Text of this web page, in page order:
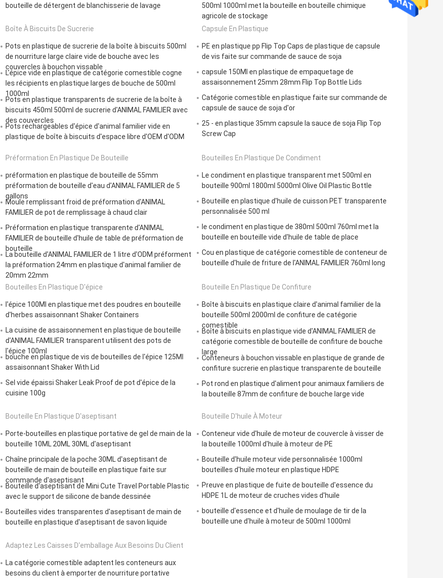
bouteille de détergent de blanchisserie de lavage
500ml 1000ml met la bouteille en bouteille chimique
agricole de stockage
Boîte À Biscuits De Sucrerie
Pots en plastique de sucrerie de la boîte à biscuits 500ml
de nourriture large claire vide de bouche avec les
couvercles à bouchon vissable
L'épice vide en plastique de catégorie comestible cogne
les récipients en plastique larges de bouche de 500ml
1000ml
Pots en plastique transparents de sucrerie de la boîte à
biscuits 450ml 500ml de sucrerie d'ANIMAL FAMILIER avec
des couvercles
Pots rechargeables d'épice d'animal familier vide en
plastique de boîte à biscuits d'espace libre d'OEM d'ODM
Capsule En Plastique
PE en plastique pp Flip Top Caps de plastique de capsule
de vis faite sur commande de sauce de soja
capsule 150Ml en plastique de empaquetage de
assaisonnement 25mm 28mm Flip Top Bottle Lids
Catégorie comestible en plastique faite sur commande de
capsule de sauce de soja d'or
25 - en plastique 35mm capsule la sauce de soja Flip Top
Screw Cap
Préformation En Plastique De Bouteille
préformation en plastique de bouteille de 55mm
préformation de bouteille d'eau d'ANIMAL FAMILIER de 5
gallons
Moule remplissant froid de préformation d'ANIMAL
FAMILIER de pot de remplissage à chaud clair
Préformation en plastique transparente d'ANIMAL
FAMILIER de bouteille d'huile de table de préformation de
bouteille
La bouteille d'ANIMAL FAMILIER de 1 litre d'ODM préforment
la préformation 24mm en plastique d'animal familier de
20mm 22mm
Bouteilles En Plastique De Condiment
Le condiment en plastique transparent met 500ml en
bouteille 900ml 1800ml 5000ml Olive Oil Plastic Bottle
Bouteille en plastique d'huile de cuisson PET transparente
personnalisée 500 ml
le condiment en plastique de 380ml 500ml 760ml met la
bouteille en bouteille vide d'huile de table de place
Cou en plastique de catégorie comestible de conteneur de
bouteille d'huile de friture de l'ANIMAL FAMILIER 760ml long
Bouteilles En Plastique D'épice
l'épice 100Ml en plastique met des poudres en bouteille
d'herbes assaisonnant Shaker Containers
La cuisine de assaisonnement en plastique de bouteille
d'ANIMAL FAMILIER transparent utilisent des pots de
l'épice 100ml
bouche en plastique de vis de bouteilles de l'épice 125Ml
assaisonnant Shaker With Lid
Sel vide épaissi Shaker Leak Proof de pot d'épice de la
cuisine 100g
Bouteille En Plastique De Confiture
Boîte à biscuits en plastique claire d'animal familier de la
bouteille 500ml 2000ml de confiture de catégorie
comestible
Boîte à biscuits en plastique vide d'ANIMAL FAMILIER de
catégorie comestible de bouteille de confiture de bouche
large
Conteneurs à bouchon vissable en plastique de grande de
confiture sucrerie en plastique transparente de bouteille
Pot rond en plastique d'aliment pour animaux familiers de
la bouteille 87mm de confiture de bouche large vide
Bouteille En Plastique D'aseptisant
Porte-bouteilles en plastique portative de gel de main de la
bouteille 10ML 20ML 30ML d'aseptisant
Chaîne principale de la poche 30ML d'aseptisant de
bouteille de main de bouteille en plastique faite sur
commande d'aseptisant
Bouteille d'aseptisant de Mini Cute Travel Portable Plastic
avec le support de silicone de bande dessinée
Bouteilles vides transparentes d'aseptisant de main de
bouteille en plastique d'aseptisant de savon liquide
Bouteille D'huile À Moteur
Conteneur vide d'huile de moteur de couvercle à visser de
la bouteille 1000ml d'huile à moteur de PE
Bouteille d'huile moteur vide personnalisée 1000ml
bouteilles d'huile moteur en plastique HDPE
Preuve en plastique de fuite de bouteille d'essence du
HDPE 1L de moteur de cruches vides d'huile
bouteille d'essence et d'huile de moulage de tir de la
bouteille une d'huile à moteur de 500ml 1000ml
Adaptez Les Caisses D'emballage Aux Besoins Du Client
La catégorie comestible adaptent les conteneurs aux
besoins du client à emporter de nourriture portative